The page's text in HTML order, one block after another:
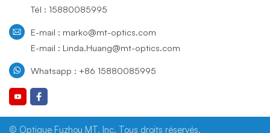
Tél : 15880085995
E-mail : marko@mt-optics.com
E-mail : Linda.Huang@mt-optics.com
Whatsapp : +86 15880085995
© Optique Fuzhou MT, Inc. Tous droits réservés.